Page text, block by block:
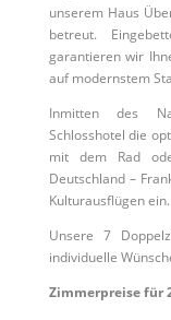
unserem Haus
betreut.
garantieren wir
auf modernstem
Inmitten des
Schlosshotel die
mit dem Rad
Deutschland –
Kulturausflügen
Unsere 7
individuelle
Zimmerpreise für